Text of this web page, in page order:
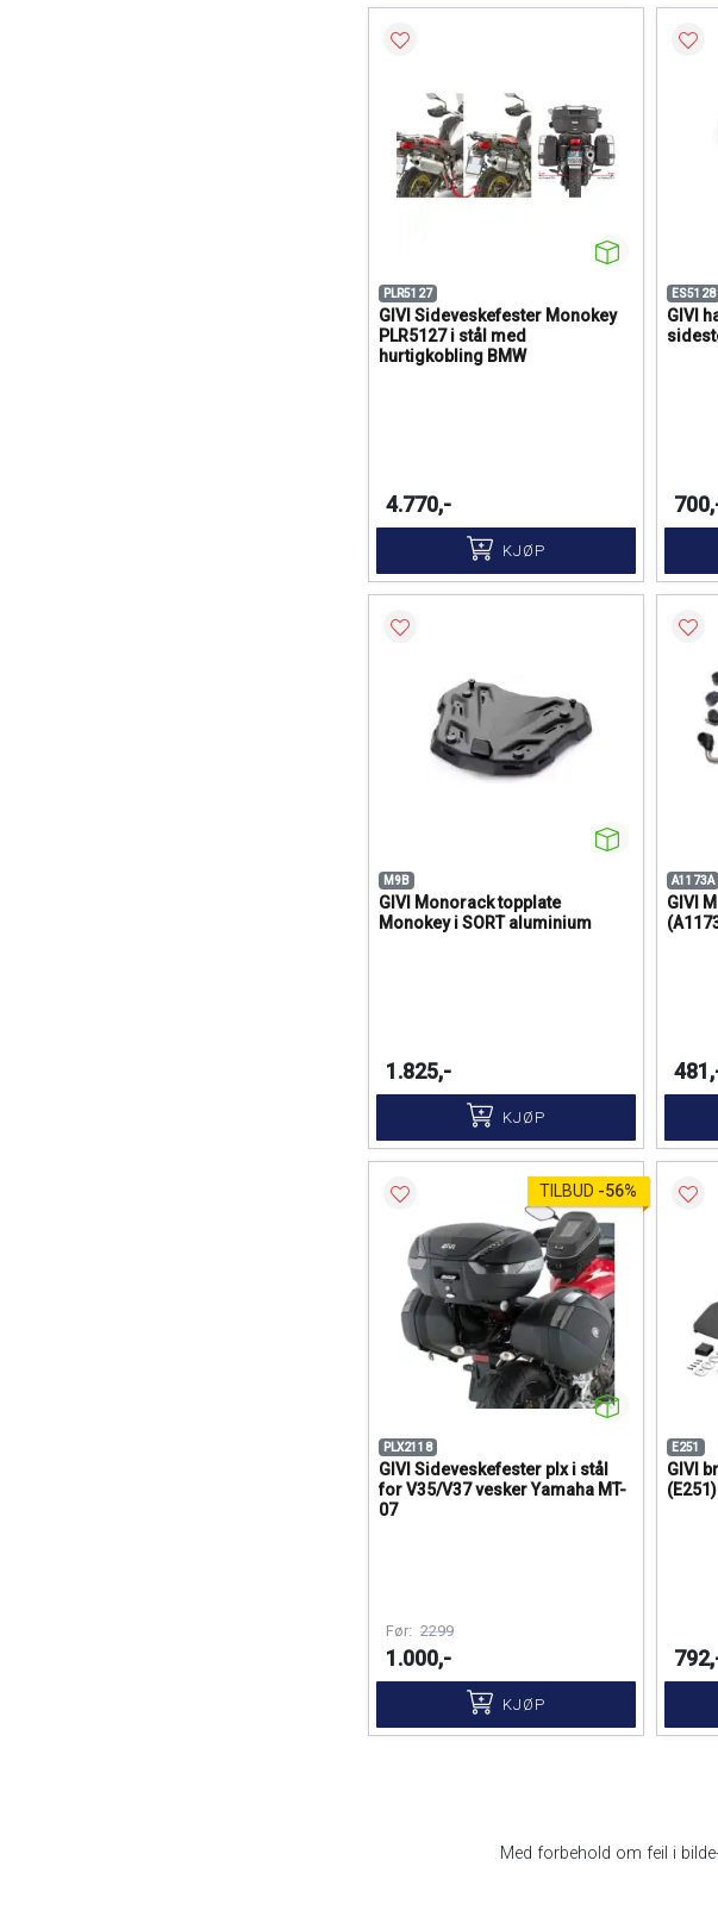
PLR5127
GIVI Sideveskefester Monokey
PLR5127 i stål med
hurtigkobling BMW
4.770,-
KJØP
ES5128
GIVI
M9B
GIVI Monorack topplate
Monokey i SORT aluminium
1.825,-
KJØP
A1173A
GIVI
TILBUD -56%
PLX2118
GIVI Sideveskefester plx i stål
for V35/V37 vesker Yamaha MT-
07
Før: 2299
1.000,-
KJØP
E251
GIVI
(E251)
Med forbehold om feil i